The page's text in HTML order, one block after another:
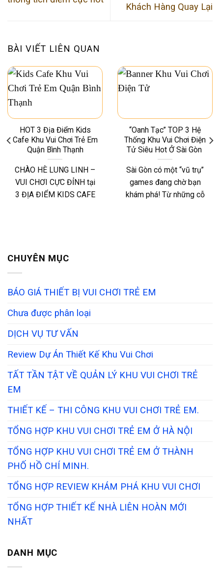
Khách Hàng Quay Lại
BÀI VIẾT LIÊN QUAN
HOT 3 Địa Điểm Kids
Cafe Khu Vui Chơi Trẻ Em
Quận Bình Thạnh
CHÀO HÈ LUNG LINH –
VUI CHƠI CỰC ĐỈNH tại
3 ĐỊA ĐIỂM KIDS CAFE
“Oanh Tạc” TOP 3 Hệ
Thống Khu Vui Chơi Điện
Tử Siêu Hot Ở Sài Gòn
Sài Gòn có một “vũ trụ”
games đang chờ bạn
khám phá! Từ những cỗ
CHUYÊN MỤC
BÁO GIÁ THIẾT BỊ VUI CHƠI TRẺ EM
Chưa được phân loại
DỊCH VỤ TƯ VẤN
Review Dự Án Thiết Kế Khu Vui Chơi
TẤT TẦN TẬT VỀ QUẢN LÝ KHU VUI CHƠI TRẺ
EM
THIẾT KẾ – THI CÔNG KHU VUI CHƠI TRẺ EM.
TỔNG HỢP KHU VUI CHƠI TRẺ EM Ở HÀ NỘI
TỔNG HỢP KHU VUI CHƠI TRẺ EM Ở THÀNH
PHỐ HỒ CHÍ MINH.
TỔNG HỢP REVIEW KHÁM PHÁ KHU VUI CHƠI
TỔNG HỢP THIẾT KẾ NHÀ LIÊN HOÀN MỚI
NHẤT
DANH MỤC